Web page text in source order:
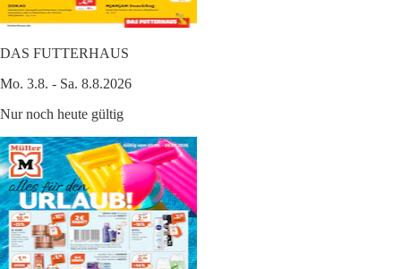
DAS FUTTERHAUS
Mo. 3.8. - Sa. 8.8.2026
Nur noch heute gültig